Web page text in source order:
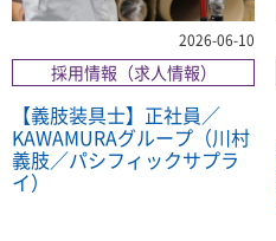
2026-06-10
採用情報（求人情報）
【義肢装具士】正社員／
KAWAMURAグループ（川村
義肢／パシフィックサプラ
イ）